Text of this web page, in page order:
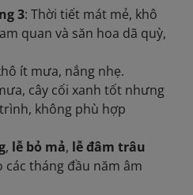
3: Thời tiết mát mẻ, khô
quan và săn hoa dã quỳ,
ít mưa, nắng nhẹ.
cây cối xanh tốt nhưng
không phù hợp
, lễ bỏ mả, lễ đâm trâu
tháng đầu năm âm